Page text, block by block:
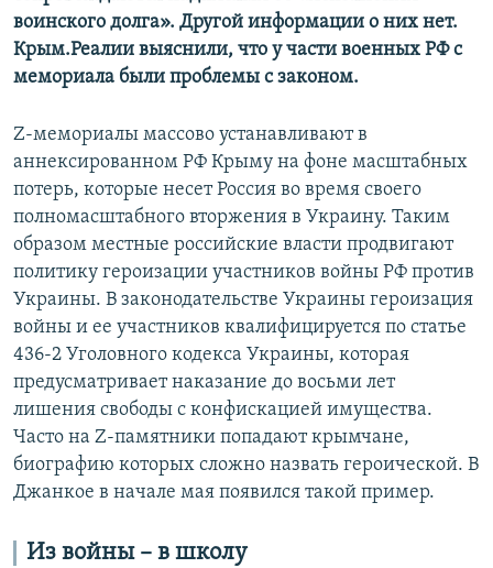
воинского долга». Другой информации о них нет.
Крым.Реалии выяснили, что у части военных РФ с
мемориала были проблемы с законом.
Z-мемориалы массово устанавливают в
аннексированном РФ Крыму на фоне масштабных
потерь, которые несет Россия во время своего
полномасштабного вторжения в Украину. Таким
образом местные российские власти продвигают
политику героизации участников войны РФ против
Украины. В законодательстве Украины героизация
войны и ее участников квалифицируется по статье
436-2 Уголовного кодекса Украины, которая
предусматривает наказание до восьми лет
лишения свободы с конфискацией имущества.
Часто на Z-памятники попадают крымчане,
биографию которых сложно назвать героической. В
Джанкое в начале мая появился такой пример.
Из войны – в школу